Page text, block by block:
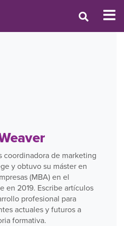
coordinadora de marketing
y obtuvo su máster en
(MBA) en el
en 2019. Escribe artículos
profesional para
actuales y futuros a
formativa.